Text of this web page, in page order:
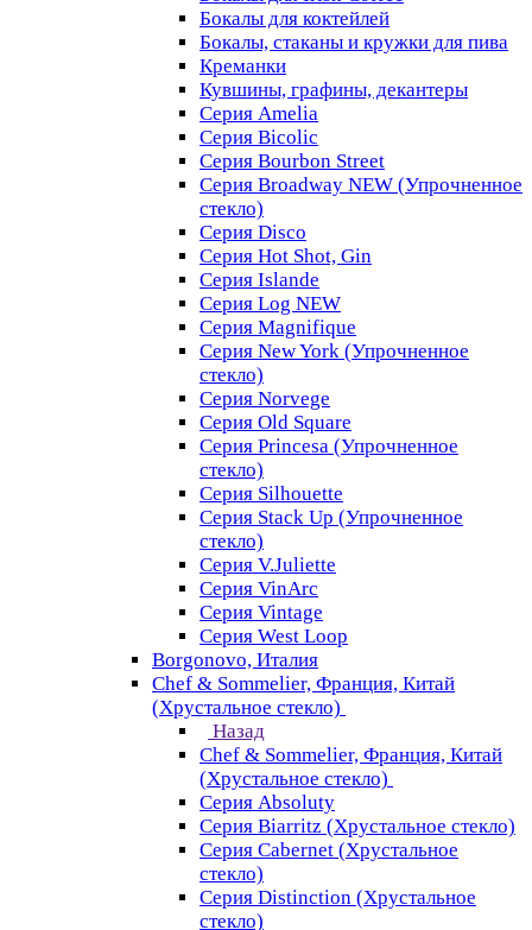
Бокалы для коктейлей
Бокалы, стаканы и кружки для пива
Креманки
Кувшины, графины, декантеры
Серия Amelia
Серия Bicolic
Серия Bourbon Street
Серия Broadway NEW (Упрочненное
стекло)
Серия Disco
Серия Hot Shot, Gin
Серия Islande
Серия Log NEW
Серия Magnifique
Серия New York (Упрочненное
стекло)
Серия Norvege
Серия Old Square
Серия Princesa (Упрочненное
стекло)
Серия Silhouette
Серия Stack Up (Упрочненное
стекло)
Серия V.Juliette
Серия VinArc
Серия Vintage
Серия West Loop
Borgonovo, Италия
Chef & Sommelier, Франция, Китай
(Хрустальное стекло)
Назад
Chef & Sommelier, Франция, Китай
(Хрустальное стекло)
Серия Absoluty
Серия Biarritz (Хрустальное стекло)
Серия Cabernet (Хрустальное
стекло)
Серия Distinction (Хрустальное
стекло)